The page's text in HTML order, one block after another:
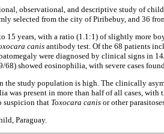
observational, and descriptive study of
selected from the city of Piribebuy, and 36
15 years, with a ratio (1.1:1) of slightly more
canis antibody test. Of the 68 patients
were diagnosed by clinical signs in
showed eosinophilia, with severe cases
the study population is high. The clinically
was present in more than half of all cases, with
suspicion that Toxocara canis or other
Paraguay.